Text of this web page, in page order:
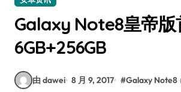
Galaxy Note8皇帝版
6GB+256GB
由 dawei 8 月 9, 2017 #Galaxy Note8